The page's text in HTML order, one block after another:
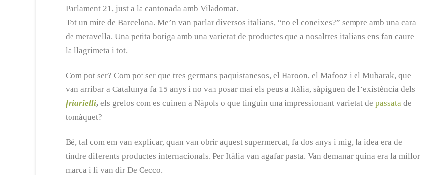
Parlament 21, just a la cantonada amb Viladomat.
Tot un mite de Barcelona. Me’n van parlar diversos italians, “no el coneixes?” sempre amb una cara
de meravella. Una petita botiga amb una varietat de productes que a nosaltres italians ens fan caure
la llagrimeta i tot.
Com pot ser? Com pot ser que tres germans paquistanesos, el Haroon, el Mafooz i el Mubarak, que
van arribar a Catalunya fa 15 anys i no van posar mai els peus a Itàlia, sàpiguen de l’existència dels
friarielli, els grelos com es cuinen a Nàpols o que tinguin una impressionant varietat de passata de
tomàquet?
Bé, tal com em van explicar, quan van obrir aquest supermercat, fa dos anys i mig, la idea era de
tindre diferents productes internacionals. Per Itàlia van agafar pasta. Van demanar quina era la millor
marca i li van dir De Cecco.